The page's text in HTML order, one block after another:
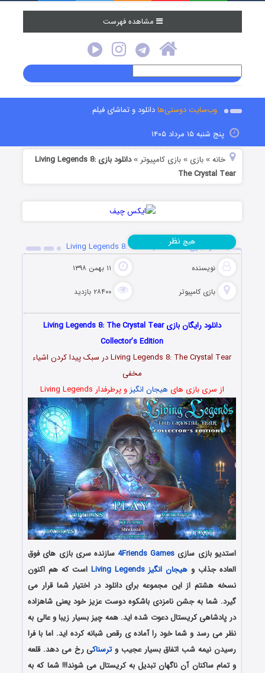
مشاهده فهرست
وب‌سایت دوستی‌هادانلود و تماشای فیلم
پنج شنبه ۱۵ مرداد ۱۴۰۵
خانه »بازی »بازی کامپیوتر »
دانلود بازی Living Legends 8:
The Crystal Tear
دانلود بازی Living Legends 8: The Crystal Tear
نویسنده ۱۱ بهمن ۱۳۹۸
بازی کامپیوتر ۲۸۴۰۰ بازدید
هیچ نظر
دانلود رایگان بازی Living Legends 8: The Crystal Tear
Collector’s Edition
Living Legends 8: The Crystal Tear در سبک پیدا کردن اشیاء
مخفی
از سری بازی های هیجان انگیز و پرطرفدار Living Legends
استدیو بازی سازی 4Friends Gamesسازنده سری بازی های فوق
العاده جذاب و هیجان انگیز Living Legends است که هم اکنون
نسخه هشتم از این مجموعه برای دانلود در اختیار شما قرار می
گیرد. شما به جشن نامزدی باشکوه دوست عزیز خود یعنی شاهزاده
در پادشاهی کریستال دعوت شده اید. همه چیز بسیار زیبا و عالی به
نظر می رسد و شما خود را آماده ی رقص شبانه کرده اید. اما با فرا
رسیدن نیمه شب اتفاق بسیار عجیب وترسناکی رخ می دهد. قلعه
و تمام ساکنان آن ناگهان تبدیل به کریستال می شوند!!! شما که به